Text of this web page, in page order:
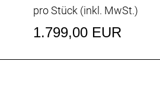
pro Stück (inkl. MwSt.)
1.799,00 EUR